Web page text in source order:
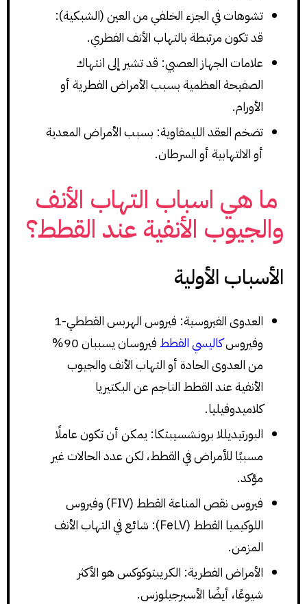
تشوهات في الجزء الخلفي من العين (الشبكية):
قد تكون مرتبطة بالتهاب الأنف الفطري.
علامات الجهاز العصبي: قد تشير إلى انتهاك
الصفيحة العظمية بسبب الأمراض الفطرية أو
الأورام.
تضخم العقد الليمفاوية: بسبب الأمراض المعدية
أو الالتهابية أو السرطان.
ما هي اسباب التهاب الأنف
والجيوب الأنفية عند القطط؟
الأسباب الأولية
العدوى الفيروسية: فيروس الهربس القططي-1
وفيروسكاليسي القطط
فيروسان يسببان 90%
من العدوى الحادة أو التهاب الأنف والجيوب
الأنفية عند القطط الناجم عن البكتيريا
كلاميدوفيليا.
البورتيديللا برونشسيبتكا: يمكن أن تكون عاملًا
مسببًا للأمراض في القطط، لكن عدد الحالات غير
مؤكد.
فيروس نقص المناعة القطط (FIV) وفيروس
اللوكيميا القطط (FeLV): شائع في التهاب الأنف
المزمن.
الأمراض الفطرية: الكريبتوكوكس هو الأكثر
شيوعًا، أيضًا الأسبرجيلوزس.